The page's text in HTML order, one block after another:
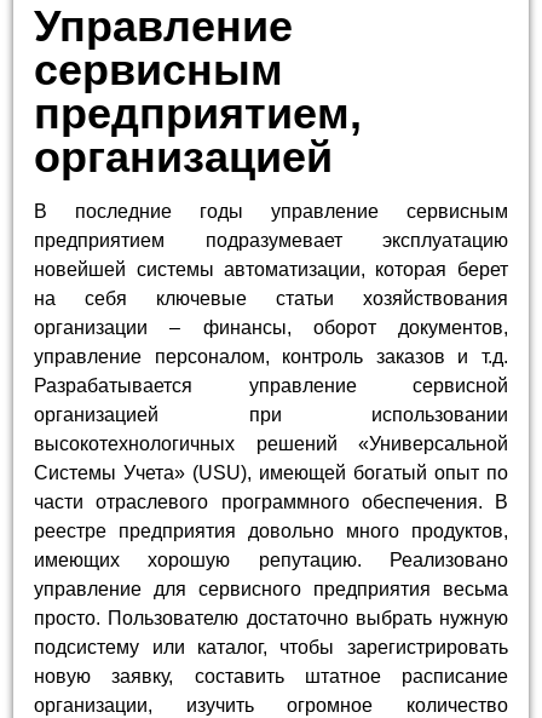
Управление
сервисным
предприятием,
организацией
В последние годы управление сервисным
предприятием подразумевает эксплуатацию
новейшей системы автоматизации, которая берет
на себя ключевые статьи хозяйствования
организации – финансы, оборот документов,
управление персоналом, контроль заказов и т.д.
Разрабатывается управление сервисной
организацией при использовании
высокотехнологичных решений «Универсальной
Системы Учета» (USU), имеющей богатый опыт по
части отраслевого программного обеспечения. В
реестре предприятия довольно много продуктов,
имеющих хорошую репутацию. Реализовано
управление для сервисного предприятия весьма
просто. Пользователю достаточно выбрать нужную
подсистему или каталог, чтобы зарегистрировать
новую заявку, составить штатное расписание
организации, изучить огромное количество